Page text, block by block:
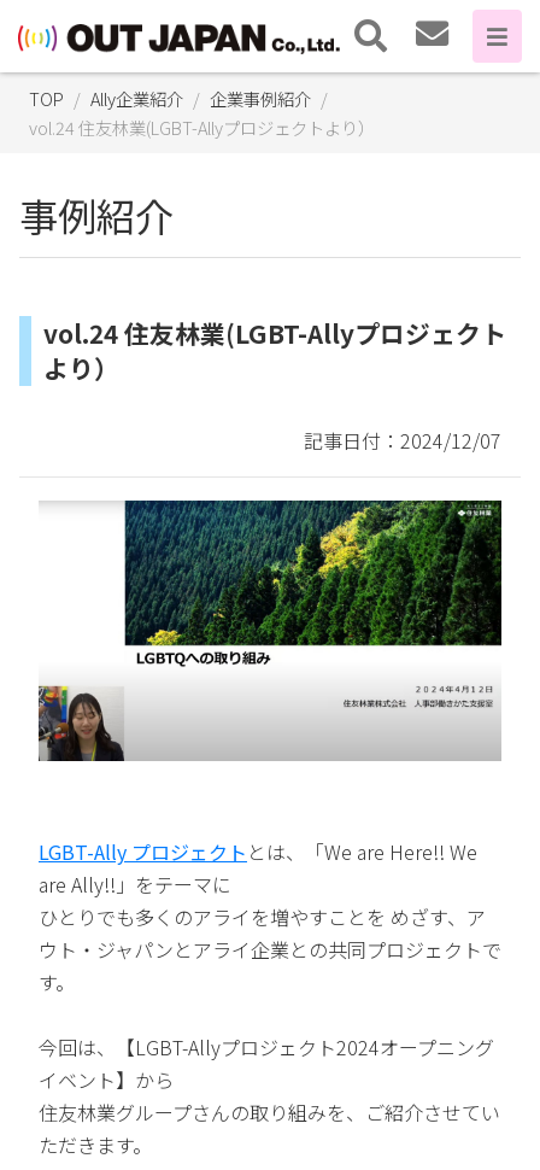
TOP Ally企業紹介
企業事例紹介
vol.24 住友林業(LGBT-Allyプロジェクトより）
事例紹介
vol.24 住友林業(LGBT-Allyプロジェクト
より）
記事日付：2024/12/07
LGBT-Ally プロジェクト とは、「We are Here!! We
are Ally!!」をテーマに
ひとりでも多くのアライを増やすことを めざす、ア
ウト・ジャパンとアライ企業との共同プロジェクトで
す。
今回は、【LGBT-Allyプロジェクト2024オープニング
イベント】から
住友林業グループさんの取り組みを、ご紹介させてい
ただきます。